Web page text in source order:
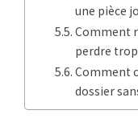
une pièce
Comment
perdre
Comment
dossier